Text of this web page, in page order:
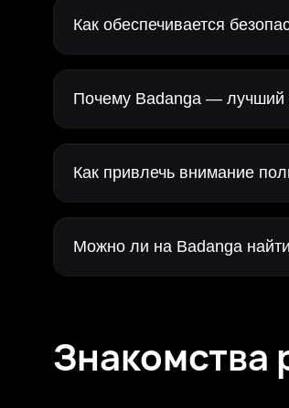
Как обеспечивается
Почему Badanga — лучший
Как привлечь внимание
Можно ли на Badanga